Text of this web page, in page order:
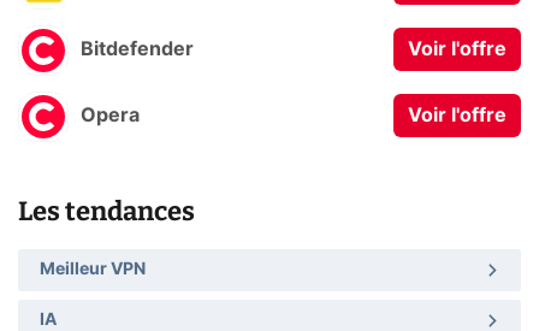
Bitdefender Voir l'offre
Opera Voir l'offre
Les tendances
Meilleur VPN
IA